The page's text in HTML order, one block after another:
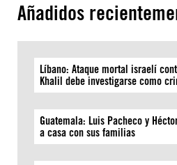
Añadidos
Líbano: Ataque mortal israelí
Khalil debe investigarse como
Guatemala: Luis Pacheco y
a casa con sus familias